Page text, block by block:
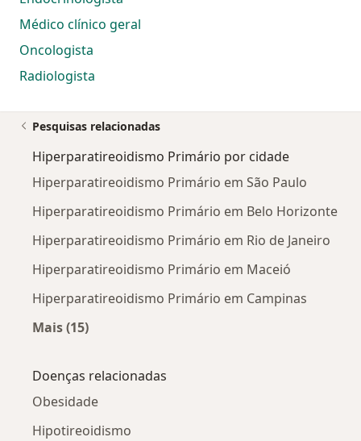
Médico clínico geral
Oncologista
Radiologista
Pesquisas relacionadas
Hiperparatireoidismo Primário por cidade
Hiperparatireoidismo Primário em São Paulo
Hiperparatireoidismo Primário em Belo Horizonte
Hiperparatireoidismo Primário em Rio de Janeiro
Hiperparatireoidismo Primário em Maceió
Hiperparatireoidismo Primário em Campinas
Mais (15)
Doenças relacionadas
Obesidade
Hipotireoidismo